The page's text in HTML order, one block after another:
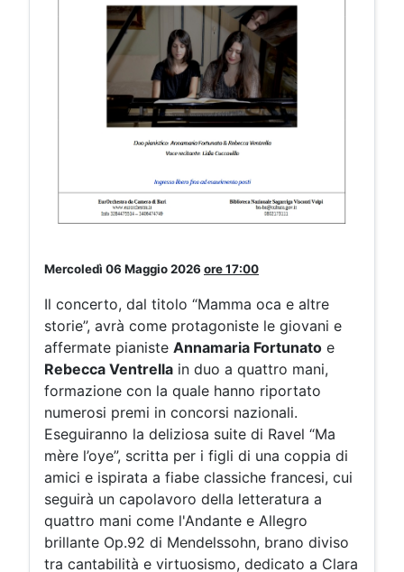
Mercoledì 06 Maggio 2026 ore17:00
Il concerto, dal titolo “Mamma oca e altre
storie”, avrà come protagoniste le giovani e
affermate pianiste Annamaria Fortunato e
Rebecca Ventrella in duo a quattro mani,
formazione con la quale hanno riportato
numerosi premi in concorsi nazionali.
Eseguiranno la deliziosa suite di Ravel “Ma
mère l’oye”, scritta per i figli di una coppia di
amici e ispirata a fiabe classiche francesi, cui
seguirà un capolavoro della letteratura a
quattro mani come l'Andante e Allegro
brillante Op.92 di Mendelssohn, brano diviso
tra cantabilità e virtuosismo, dedicato a Clara